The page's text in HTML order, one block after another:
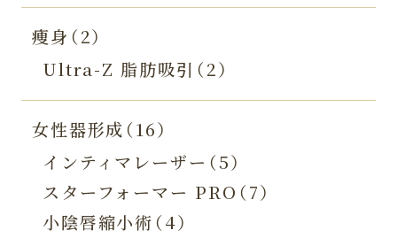
痩身（2）
Ultra-Z 脂肪吸引（2）
女性器形成（16）
インティマレーザー（5）
スターフォーマー PRO（7）
小陰唇縮小術（4）